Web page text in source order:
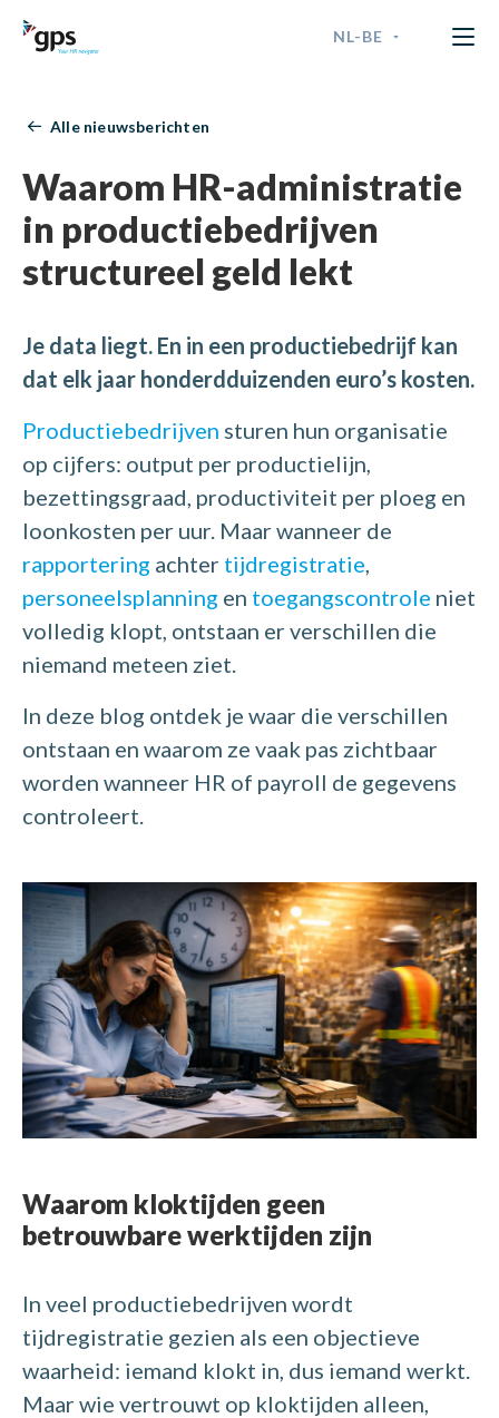
NL-BE
NEDERLANDS - BELGIË
NEDERLANDS - NEDERLAND
Alle nieuwsberichten
Waarom HR-administratie
in productiebedrijven
structureel geld lekt
Je data liegt. En in een productiebedrijf kan
dat elk jaar honderdduizenden euro’s kosten.
Productiebedrijven sturen hun organisatie
op cijfers: output per productielijn,
bezettingsgraad, productiviteit per ploeg en
loonkosten per uur. Maar wanneer de
rapportering achter tijdregistratie,
personeelsplanning en toegangscontrole niet
volledig klopt, ontstaan er verschillen die
niemand meteen ziet.
In deze blog ontdek je waar die verschillen
ontstaan en waarom ze vaak pas zichtbaar
worden wanneer HR of payroll de gegevens
controleert.
Waarom kloktijden geen
betrouwbare werktijden zijn
In veel productiebedrijven wordt
tijdregistratie gezien als een objectieve
waarheid: iemand klokt in, dus iemand werkt.
Maar wie vertrouwt op kloktijden alleen,